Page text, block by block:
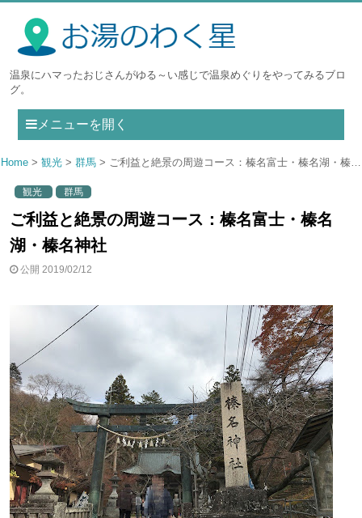
温泉にハマったおじさんがゆる～い感じで温泉めぐりをやってみるブロ
グ。
メニューを開く
Home 観光 群馬 ご利益と絶景の周遊コース：榛名富士・榛名湖・榛名神社
観光 群馬
ご利益と絶景の周遊コース：榛名富士・榛名
湖・榛名神社
公開 2019/02/12